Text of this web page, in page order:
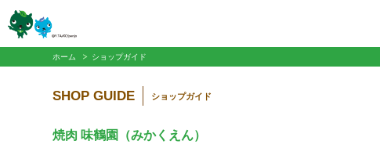
ホーム ショップガイド
SHOP GUIDE ショップガイド
焼肉 味鶴園（みかくえん）